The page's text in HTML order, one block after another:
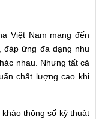
Việt Nam mang đến
đáp ứng đa dạng nhu
nhau. Nhưng tất cả
chất lượng cao khi
thông số kỹ thuật